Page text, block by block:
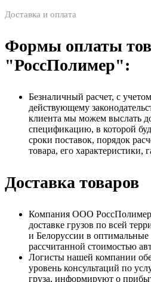
Доставка и оплата
Формы оплаты
"РоссПолимер":
Безналичный расчет, с
действующему
клиента мы можем выслать
спецификацию, в которой
сроки поставок, порядок
товара, его характеристики,
Доставка товаров
Компания ООО РоссПолимер
доставке грузов по всей
и Белоруссии в оптимальные
рассчитанной стоимостью
Логисты нашей компании
уровень консультаций по
груза, информируют о